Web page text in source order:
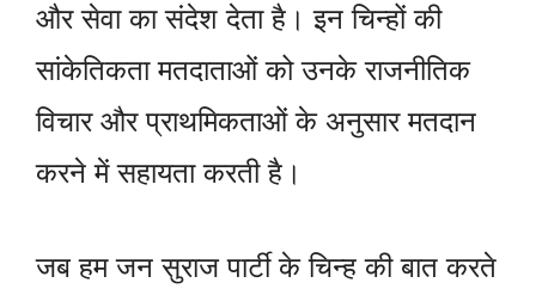
और सेवा का संदेश देता है। इन चिन्हों की
सांकेतिकता मतदाताओं को उनके राजनीतिक
विचार और प्राथमिकताओं के अनुसार मतदान
करने में सहायता करती है।
जब हम जन सुराज पार्टी के चिन्ह की बात करते